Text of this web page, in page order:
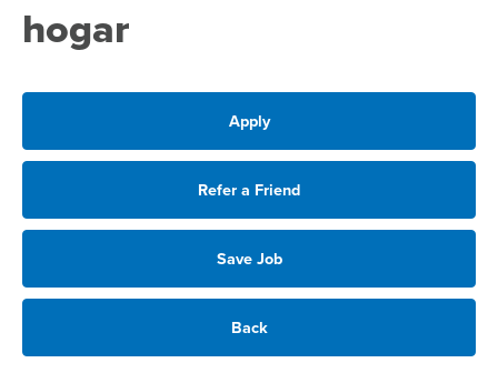
hogar
Apply
Refer a Friend
Save Job
Back